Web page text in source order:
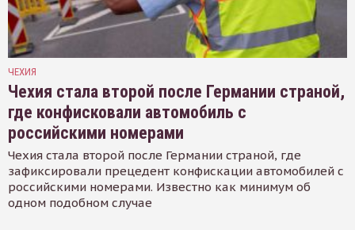
ЧЕХИЯ
Чехия стала второй после Германии страной,
где конфисковали автомобиль с
российскими номерами
Чехия стала второй после Германии страной, где
зафиксировали прецедент конфискации автомобилей с
российскими номерами. Известно как минимум об
одном подобном случае